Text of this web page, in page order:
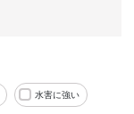
水害に強い